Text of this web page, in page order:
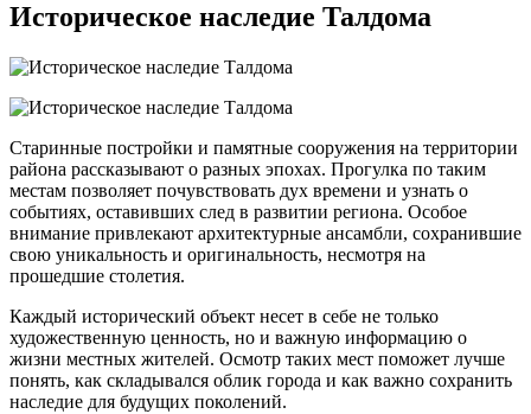
Историческое наследие Талдома
Старинные постройки и памятные сооружения на территории
района рассказывают о разных эпохах. Прогулка по таким
местам позволяет почувствовать дух времени и узнать о
событиях, оставивших след в развитии региона. Особое
внимание привлекают архитектурные ансамбли, сохранившие
свою уникальность и оригинальность, несмотря на
прошедшие столетия.
Каждый исторический объект несет в себе не только
художественную ценность, но и важную информацию о
жизни местных жителей. Осмотр таких мест поможет лучше
понять, как складывался облик города и как важно сохранить
наследие для будущих поколений.